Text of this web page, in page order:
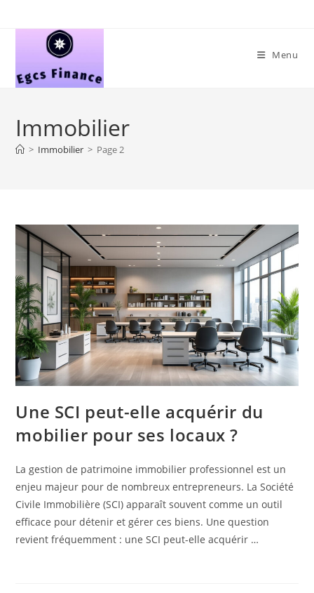
Menu
Immobilier
> Immobilier > Page 2
Une SCI peut-elle acquérir du
mobilier pour ses locaux ?
La gestion de patrimoine immobilier professionnel est un
enjeu majeur pour de nombreux entrepreneurs. La Société
Civile Immobilière (SCI) apparaît souvent comme un outil
efficace pour détenir et gérer ces biens. Une question
revient fréquemment : une SCI peut-elle acquérir …